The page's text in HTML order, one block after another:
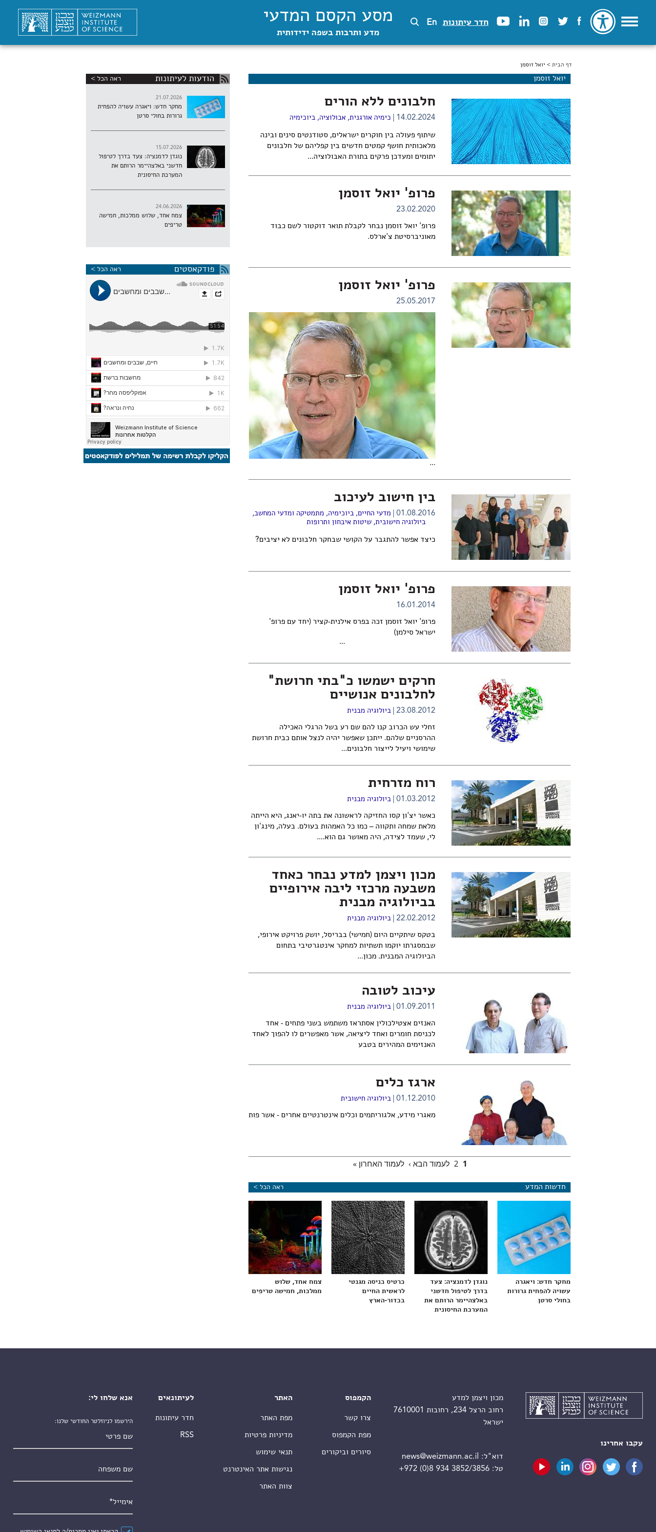
חדר עיתונות En מסע הקסם המדעי
מדע ותרבות בשפה ידידותית
הינך נמצא כאן
דף הבית > יואל זוסמן
יואל זוסמן
חלבונים ללא הורים
14.02.2024 כימיה אורגנית,אבולוציה,ביוכימיה
שיתוף פעולה בין חוקרים ישראלים, סטודנטים סינים ובינה
מלאכותית חושף קמטים חדשים בין קפליהם של חלבונים
יתומים ומעדכן פרקים בתורת האבולוציה...
פרופ' יואל זוסמן
23.02.2020
פרופ' יואל זוסמן נבחר לקבלת תואר דוקטור לשם כבוד
מאוניברסיטת צ'ארלס.
פרופ' יואל זוסמן
25.05.2017
...
בין חישוב לעיכוב
01.08.2016 מדעי החיים,ביוכימיה, מתמטיקה ומדעי המחשב,
ביולוגיה חישובית,שיטות איבחון ותרופות
כיצד אפשר להתגבר על הקושי שבחקר חלבונים לא יציבים?
פרופ' יואל זוסמן
16.01.2014
פרופ' יואל זוסמן זכה בפרס אילנית-קציר (יחד עם פרופ'
ישראל סילמן)
...
חרקים ישמשו כ"בתי חרושת"
לחלבונים אנושיים
23.08.2012 ביולוגיה מבנית
זחלי עש הכרוב קנו להם שם רע בשל הרגלי האכילה
ההרסניים שלהם. ייתכן שאפשר יהיה לנצל אותם כבית חרושת
שימושי ויעיל לייצור חלבונים...
רוח מזרחית
01.03.2012 ביולוגיה מבנית
כאשר יצ'ון קסו החזיקה לראשונה את בתה יו-יאנג, היא הייתה
מלאת שמחה ותקווה – כמו כל האמהות בעולם. בעלה, מינג'ון
לי, שעמד לצידה, היה מאושר גם הוא....
מכון ויצמן למדע נבחר כאחד
משבעה מרכזי ליבה אירופיים
בביולוגיה מבנית
22.02.2012 ביולוגיה מבנית
בטקס שיתקיים היום (חמישי) בבריסל, יושק פרויקט אירופי,
שבמסגרתו יוקמו תשתיות למחקר אינטגרטיבי בתחום
הביולוגיה המבנית. מכון...
עיכוב לטובה
01.09.2011 ביולוגיה מבנית
האנזים אצטילכולין אסתראז משתמש בשני פתחים - אחד
לכניסת חומרים ואחד ליציאה, אשר מאפשרים לו להפוך לאחד
האנזימים המהירים בטבע
ארגז כלים
01.12.2010 ביולוגיה חישובית
מאגרי מידע, אלגוריתמים וכלים אינטרנטיים אחרים - אשר פותחו במכון...
1
2 לעמוד הבא › לעמוד האחרון »
חדשות המדע ראה הכל >
מחקר חדש: ויאגרה
עשויה להפחית גרורות
בחולי סרטן
נוגדן לדמנציה: צעד
בדרך לטיפול חדשני
באלצהיימר הרותם את
המערכת החיסונית
כרטיס כניסה מגנטי
לראשית החיים
בכדור-הארץ
צמח אחד, שלוש
ממלכות, חמישה טריפים
הודעות לעיתונות ראה הכל >
21.07.2026
מחקר חדש: ויאגרה עשויה להפחית
גרורות בחולי סרטן
15.07.2026
נוגדן לדמנציה: צעד בדרך לטיפול
חדשני באלצהיימר הרותם את
המערכת החיסונית
24.06.2026
צמח אחד, שלוש ממלכות, חמישה
טריפים
פודקאסטים ראה הכל >
עקבו אחרינו
מכון ויצמן למדע
רחוב הרצל 234, רחובות 7610001
ישראל
דוא"ל:
news@weizmann.ac.il
טל:+972 (0)8 934 3852/3856
הקמפוס
צרו קשר
מפת הקמפוס
סיורים וביקורים
האתר
מפת האתר
מדיניות פרטיות
תנאי שימוש
נגישות אתר האינטרנט
צוות האתר
לעיתונאים
חדר עיתונות
RSS
אנא שלחו לי:
הירשמו לניוזלטר החודשי שלנו: